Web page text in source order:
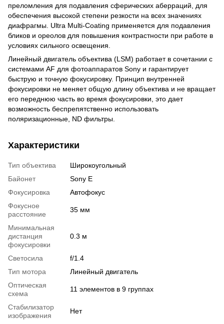
преломления для подавления сферических аберраций, для
обеспечения высокой степени резкости на всех значениях
диафрагмы. Ultra Multi-Coating применяется для подавления
бликов и ореолов для повышения контрастности при работе в
условиях сильного освещения.
Линейный двигатель объектива (LSM) работает в сочетании с
системами AF для фотоаппаратов Sony и гарантирует
быструю и точную фокусировку. Принцип внутренней
фокусировки не меняет общую длину объектива и не вращает
его переднюю часть во время фокусировки, это дает
возможность беспрепятственно использовать
поляризационные, ND фильтры.
Характеристики
Тип объектива
Широкоугольный
Байонет
Sony E
Фокусировка
Автофокус
Фокусное
расстояние
35 мм
Минимальная
дистанция
фокусировки
0.3 м
Светосила
f/1.4
Тип мотора
Линейный двигатель
Оптическая
схема
11 элементов в 9 группах
Стабилизатор
изображения
Нет